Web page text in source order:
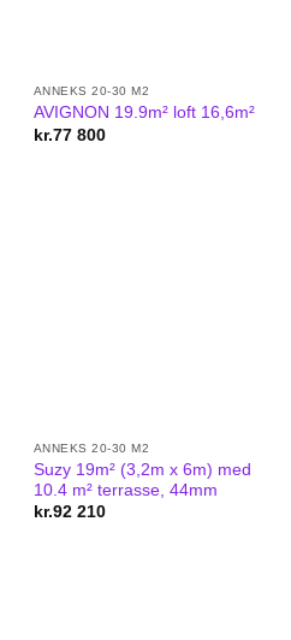
ANNEKS 20-30 M2
AVIGNON 19.9m² loft 16,6m²
kr.77 800
ANNEKS 20-30 M2
Suzy 19m² (3,2m x 6m) med
10.4 m² terrasse, 44mm
kr.92 210